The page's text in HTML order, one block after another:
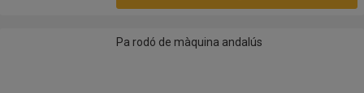
Pa rodó de màquina andalúsPa rodó de màquina andalús